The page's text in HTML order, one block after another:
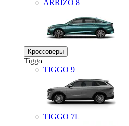
ARRIZO 8
Кроссоверы
Tiggo
TIGGO 9
TIGGO 7L